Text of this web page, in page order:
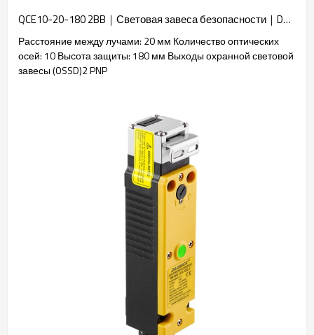
QCE10-20-180 2BB｜Световая завеса безопасности｜DADISICK
Расстояние между лучами: 20 мм Количество оптических
осей: 10 Высота защиты: 180 мм Выходы охранной световой
завесы (OSSD)2 PNP